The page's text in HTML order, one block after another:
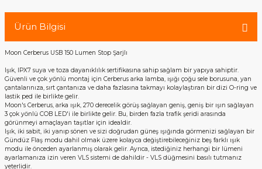
Ürün Bilgisi
Moon Cerberus USB 150 Lumen Stop Şarjlı
Işık, IPX7 suya ve toza dayanıklılık sertifikasına sahip sağlam bir yapıya sahiptir.
Güvenli ve çok yönlü montaj için Cerberus arka lamba, ışığı çoğu sele borusuna, yan
çantalarınıza, sırt çantanıza ve daha fazlasına takmayı kolaylaştıran bir dizi O-ring ve
lastik ped ile birlikte gelir.
Moon's Cerberus, arka ışık, 270 derecelik görüş sağlayan geniş, geniş bir ışın sağlayan
3 çok yönlü COB LED'i ile birlikte gelir. Bu, birden fazla trafik şeridi arasında
görünmeyi amaçlayan taşıtlar için idealdir.
Işık, iki sabit, iki yanıp sönen ve sizi doğrudan güneş ışığında görmenizi sağlayan bir
Gündüz Flaş modu dahil olmak üzere kolayca değiştirebileceğiniz beş farklı ışık
modu ile önceden ayarlanmış olarak gelir. Ayrıca, istediğiniz herhangi bir lümeni
ayarlamanıza izin veren VLS sistemi de dahildir - VLS düğmesini basılı tutmanız
yeterlidir.